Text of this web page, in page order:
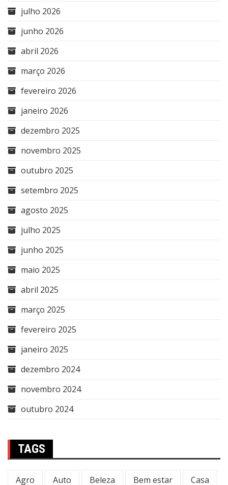
julho 2026
junho 2026
abril 2026
março 2026
fevereiro 2026
janeiro 2026
dezembro 2025
novembro 2025
outubro 2025
setembro 2025
agosto 2025
julho 2025
junho 2025
maio 2025
abril 2025
março 2025
fevereiro 2025
janeiro 2025
dezembro 2024
novembro 2024
outubro 2024
TAGS
Agro Auto Beleza Bem estar Casa